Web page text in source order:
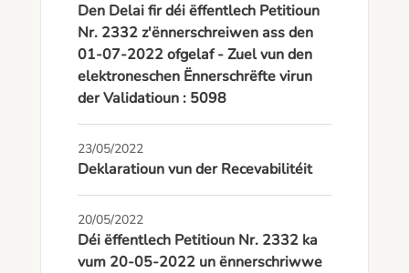
Den Delai fir déi ëffentlech Petitioun
Nr. 2332 z'ënnerschreiwen ass den
01-07-2022 ofgelaf - Zuel vun den
elektroneschen Ënnerschrëfte virun
der Validatioun : 5098
23/05/2022
Deklaratioun vun der Recevabilitéit
20/05/2022
Déi ëffentlech Petitioun Nr. 2332 ka
vum 20-05-2022 un ënnerschriwwe